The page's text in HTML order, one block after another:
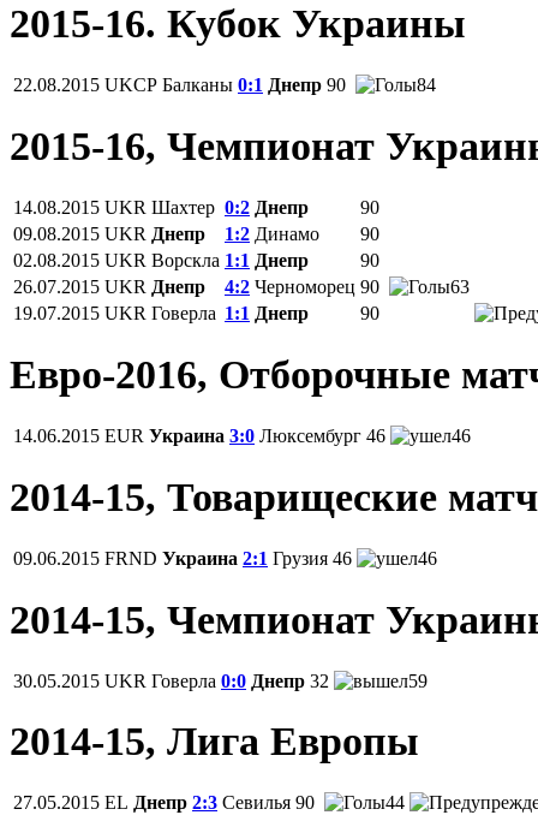
2015-16. Кубок Украины
22.08.2015 UKCP Балканы 0:1 Днепр 90 84
2015-16, Чемпионат
14.08.2015 UKR Шахтер 0:2 Днепр
90
09.08.2015 UKR Днепр 1:2 Динамо
90
02.08.2015 UKR Ворскла 1:1 Днепр
90
26.07.2015 UKR Днепр 4:2 Черноморец 90
63
19.07.2015 UKR Говерла 1:1 Днепр 90
Евро-2016, Отборочные
14.06.2015 EUR Украина 3:0 Люксембург 46 46
2014-15, Товарищеские
09.06.2015 FRND Украина 2:1 Грузия 46 46
2014-15, Чемпионат
30.05.2015 UKR Говерла 0:0 Днепр 32 59
2014-15, Лига Европы
27.05.2015 EL Днепр 2:3 Севилья 90 44